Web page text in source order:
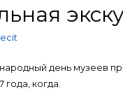
день музеев
года, когда.